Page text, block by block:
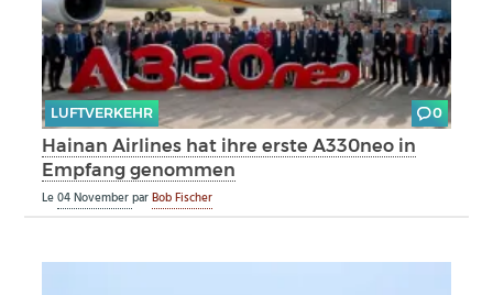
LUFTVERKEHR 0
Hainan Airlines hat ihre erste A330neo in
Empfang genommen
Le04 NovemberparBob Fischer